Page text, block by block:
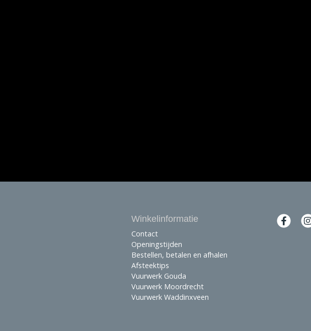
Winkelinformatie
Contact
Openingstijden
Bestellen, betalen en afhalen
Afsteektips
Vuurwerk Gouda
Vuurwerk Moordrecht
Vuurwerk Waddinxveen